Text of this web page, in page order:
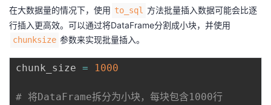
在大数据量的情况下，使用 to_sql
方法批量插入数据可能会比逐
行插入更高效。可以通过将DataFrame分割成小块，并使用
chunksize 参数来实现批量插入。
chunk_size = 1000
# 将DataFrame拆分为小块，每块包含1000行